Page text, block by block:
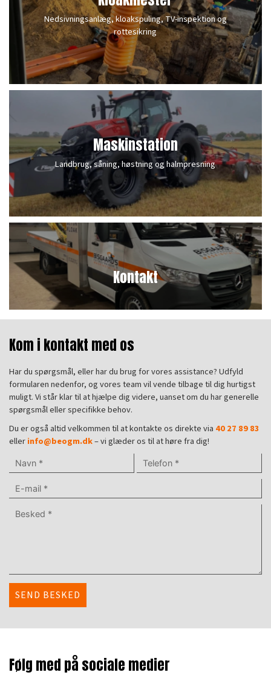
Nedsivningsanlæg, kloakspuling, TV-inspektion og
rottesikring
Maskinstation
Landbrug, såning, høstning og halmpresning
Kontakt
Kom i kontakt med os
Har du spørgsmål, eller har du brug for vores assistance? Udfyld
formularen nedenfor, og vores team vil vende tilbage til dig hurtigst
muligt. Vi står klar til at hjælpe dig videre, uanset om du har generelle
spørgsmål eller specifikke behov.
Du er også altid velkommen til at kontakte os direkte via 40 27 89 83
ellerinfo@beogm.dk– vi glæder os til at høre fra dig!
Følg med på sociale medier